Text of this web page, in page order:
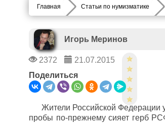
Главная Статьи по нумизматике
Игорь Меринов
2372 21.07.2015
Поделиться
Жители Российской Федерации
пробы по-прежнему сияет герб